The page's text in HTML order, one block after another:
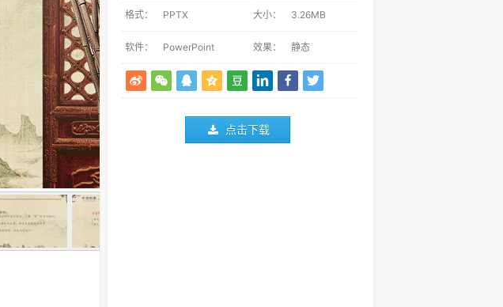
格式： PPTX 大小： 3.26MB
软件： PowerPoint 效果： 静态
点击下载